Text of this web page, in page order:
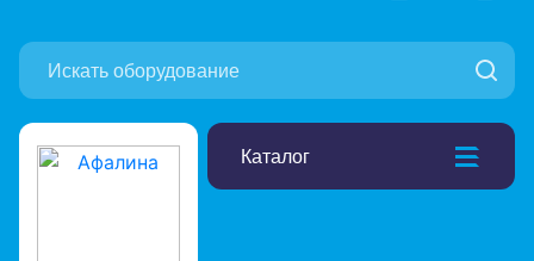
Каталог